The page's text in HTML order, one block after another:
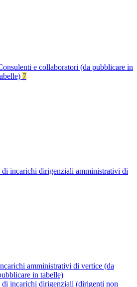
e collaboratori (da pubblicare in
7
incarichi dirigenziali amministrativi di
amministrativi di vertice (da
in tabelle)
incarichi dirigenziali (dirigenti non